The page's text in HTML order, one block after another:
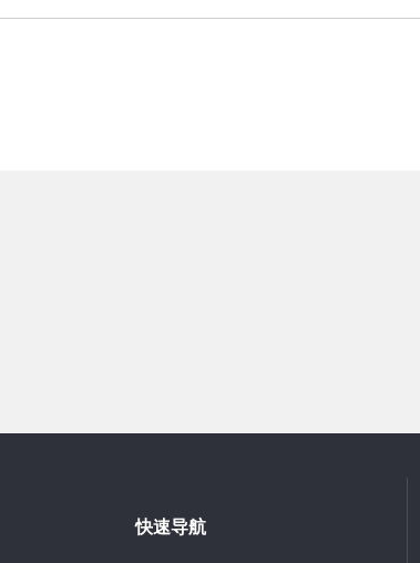
快速导航